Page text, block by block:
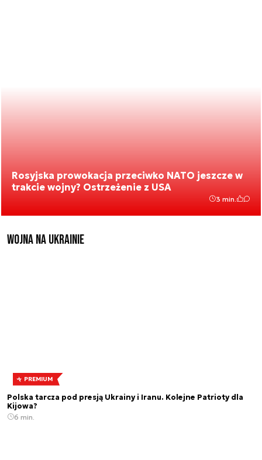
Rosyjska prowokacja przeciwko NATO jeszcze w
trakcie wojny? Ostrzeżenie z USA
3 min.
Wojna na Ukrainie
PREMIUM
Polska tarcza pod presją Ukrainy i Iranu. Kolejne Patrioty dla
Kijowa?
6 min.